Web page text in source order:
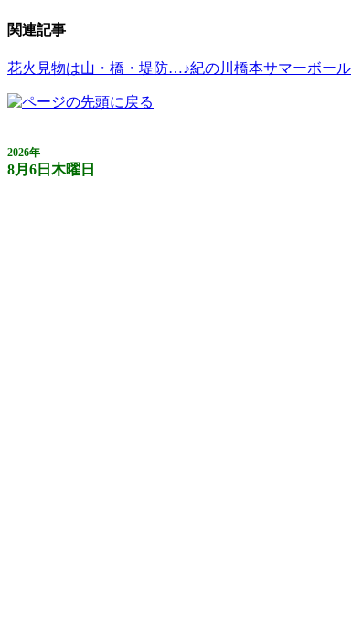
関連記事
花火見物は山・橋・堤防…♪紀の川橋本サマーボール
2026年
8月6日木曜日